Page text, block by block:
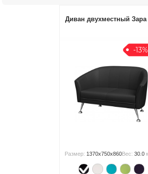
Диван двухместный Зара
-13%
Размер: 1370x750x860Вес:30.0